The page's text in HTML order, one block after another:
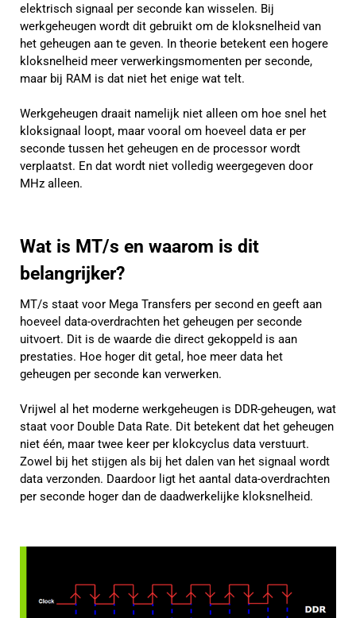
elektrisch signaal per seconde kan wisselen. Bij
werkgeheugen wordt dit gebruikt om de kloksnelheid van
het geheugen aan te geven. In theorie betekent een hogere
kloksnelheid meer verwerkingsmomenten per seconde,
maar bij RAM is dat niet het enige wat telt.
Werkgeheugen draait namelijk niet alleen om hoe snel het
kloksignaal loopt, maar vooral om hoeveel data er per
seconde tussen het geheugen en de processor wordt
verplaatst. En dat wordt niet volledig weergegeven door
MHz alleen.
Wat is MT/s en waarom is dit
belangrijker?
MT/s staat voor Mega Transfers per second en geeft aan
hoeveel data-overdrachten het geheugen per seconde
uitvoert. Dit is de waarde die direct gekoppeld is aan
prestaties. Hoe hoger dit getal, hoe meer data het
geheugen per seconde kan verwerken.
Vrijwel al het moderne werkgeheugen is DDR-geheugen, wat
staat voor Double Data Rate. Dit betekent dat het geheugen
niet één, maar twee keer per klokcyclus data verstuurt.
Zowel bij het stijgen als bij het dalen van het signaal wordt
data verzonden. Daardoor ligt het aantal data-overdrachten
per seconde hoger dan de daadwerkelijke kloksnelheid.